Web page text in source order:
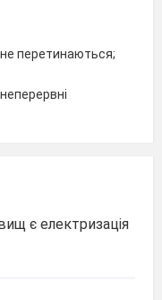
не перетинаються;
є електризація